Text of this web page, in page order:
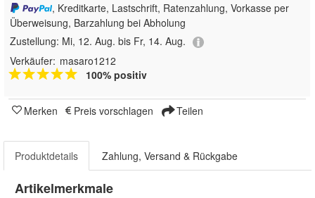
, Kreditkarte, Lastschrift, Ratenzahlung, Vorkasse per
Überweisung, Barzahlung bei Abholung
Zustellung: Mi, 12. Aug. bis Fr, 14. Aug.
Verkäufer: masaro1212
100% positiv
Merken Preis vorschlagen Teilen
Produktdetails Zahlung, Versand & Rückgabe
Artikelmerkmale